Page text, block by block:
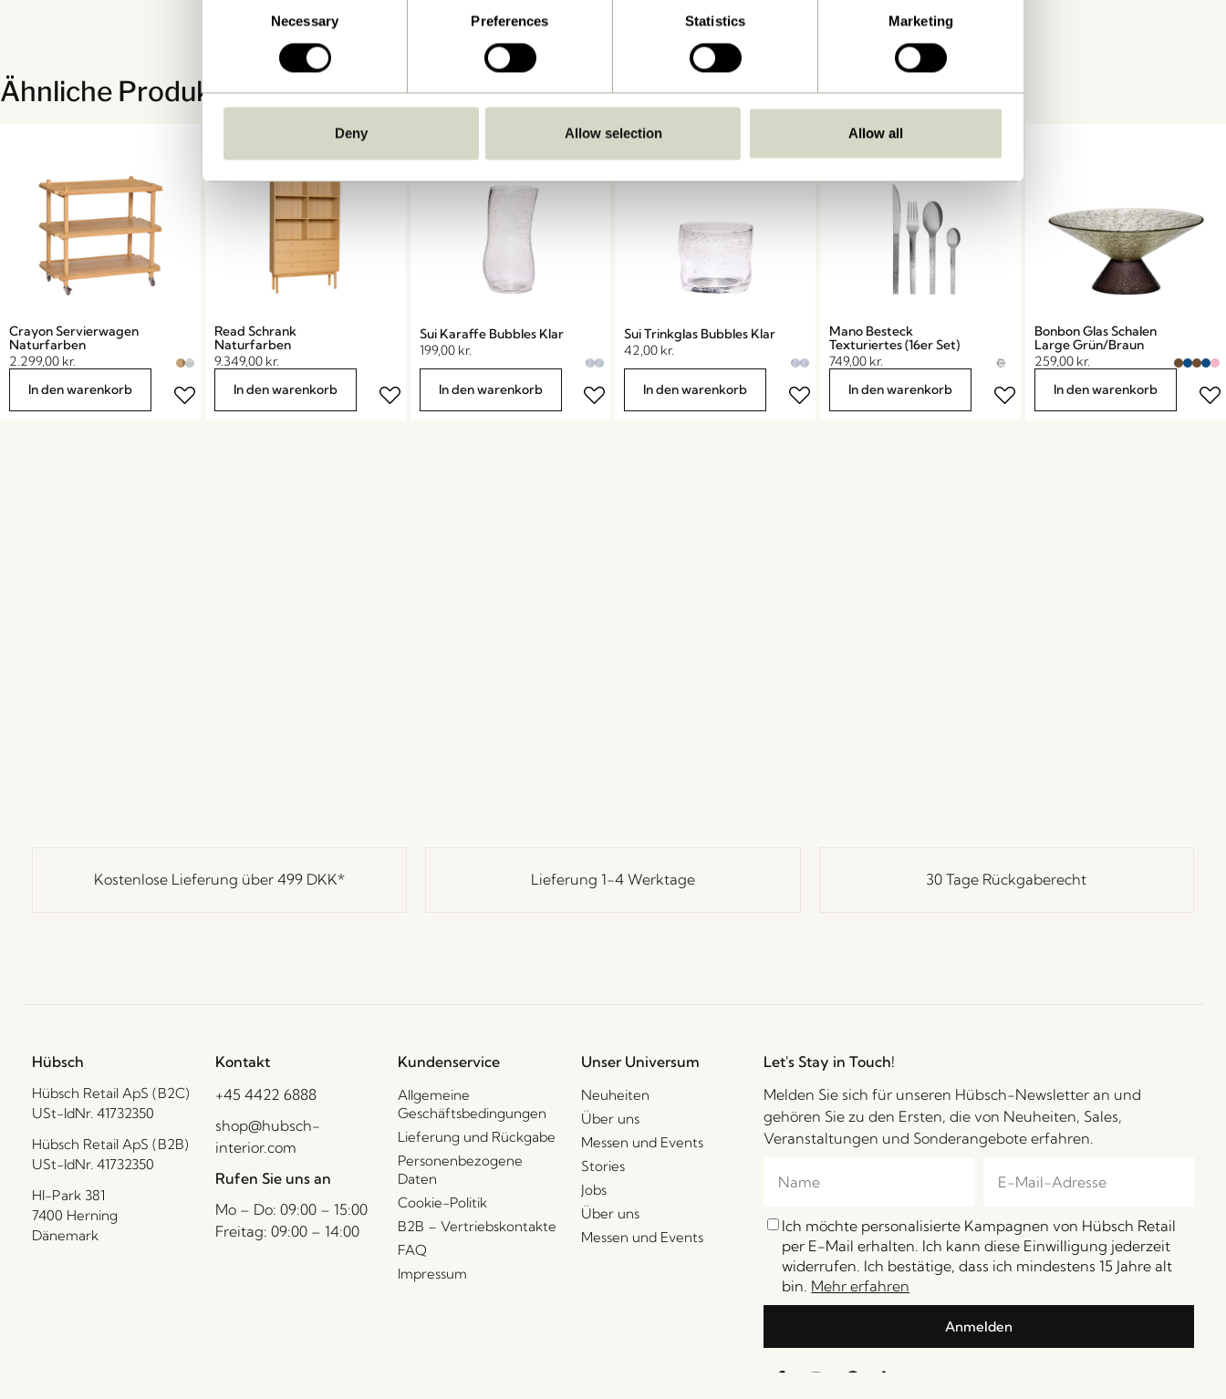
Necessary Preferences Statistics Marketing
Deny Allow selection Allow all
Ähnliche Produkte
Crayon Servierwagen
Naturfarben
2.299,00 kr.
In den warenkorb
Read Schrank
Naturfarben
9.349,00 kr.
In den warenkorb
Sui Karaffe Bubbles Klar
199,00 kr.
In den warenkorb
Sui Trinkglas Bubbles Klar
42,00 kr.
In den warenkorb
Mano Besteck
Texturiertes (16er Set)
749,00 kr.
In den warenkorb
Bonbon Glas Schalen
Large Grün/Braun
259,00 kr.
In den warenkorb
Kostenlose Lieferung über499 DKK* Lieferung 1-4 Werktage 30 Tage Rückgaberecht
Hübsch
Hübsch Retail ApS (B2C)
USt-IdNr. 41732350
Hübsch Retail ApS (B2B)
USt-IdNr. 41732350
HI-Park 381
7400 Herning
Dänemark
Kontakt
+45 4422 6888
shop@hubsch-
interior.com
Rufen Sie uns an
Mo – Do: 09:00 – 15:00
Freitag: 09:00 – 14:00
Kundenservice
Allgemeine
Geschäftsbedingungen
Lieferung und Rückgabe
Personenbezogene
Daten
Cookie-Politik
B2B – Vertriebskontakte
FAQ
Impressum
Unser Universum
Neuheiten
Über uns
Messen und Events
Stories
Jobs
Über uns
Messen und Events
Let's Stay in Touch!
Melden Sie sich für unseren Hübsch-Newsletter an und
gehören Sie zu den Ersten, die von Neuheiten, Sales,
Veranstaltungen und Sonderangebote erfahren.
Ich möchte personalisierte Kampagnen von Hübsch Retail
per E-Mail erhalten. Ich kann diese Einwilligung jederzeit
widerrufen. Ich bestätige, dass ich mindestens 15 Jahre alt
bin. Mehr erfahren
Anmelden